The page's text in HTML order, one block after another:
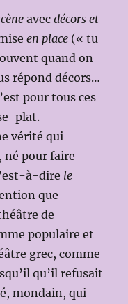
avecdécors et
en place (« tu
quand on
répond décors…
pour tous ces
plat.
vérité qui
né pour faire
à-dire le
que
de
populaire et
grec, comme
qu’il refusait
mondain, qui